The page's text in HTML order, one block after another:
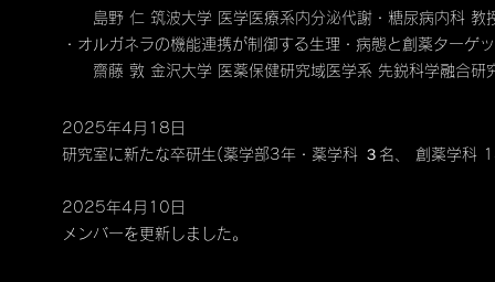
島野 仁 筑波大学 医学医療系内分泌代謝・糖尿病内科 教
・オルガネラの機能連携が制御する生理・病態と創薬ター
齋藤 敦 金沢大学 医薬保健研究域医学系 先鋭科学融合研
2025年4月18日
研究室に新たな卒研生(薬学部3年・薬学科 ３名、 創薬学科
2025年4月10日
メンバーを更新しました。